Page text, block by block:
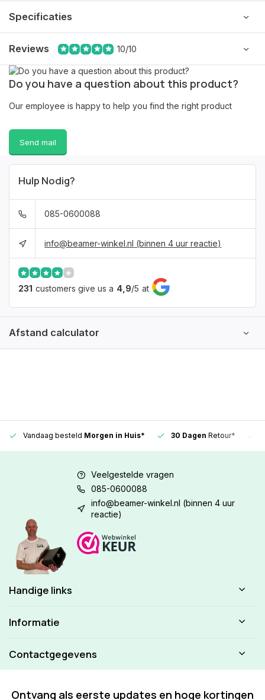
Specificaties
Reviews 10/10
Do you have a question about this product?
Our employee is happy to help you find the right product
Send mail
Hulp Nodig?
085-0600088
info@beamer-winkel.nl (binnen 4 uur reactie)
231 customers give us a 4,9/5 at
Afstand calculator
Vandaag besteld Morgen in Huis* 30 Dagen Retour*
Veelgestelde vragen
085-0600088
info@beamer-winkel.nl (binnen 4 uur
reactie)
Handige links
Informatie
Contactgegevens
Ontvang als eerste updates en hoge kortingen